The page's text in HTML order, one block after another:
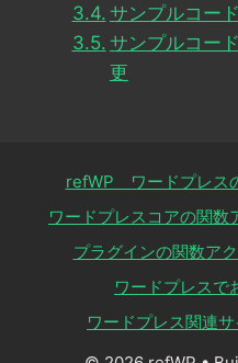
サンプルコー
サンプルコー
更
refWP ワードプレス
ワードプレスコアの関数
プラグインの関数ア
ワードプレスで
ワードプレス関連